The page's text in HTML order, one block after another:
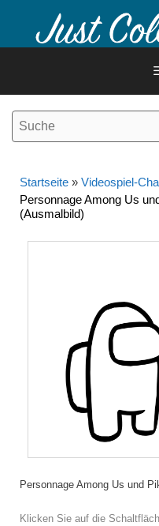
Inhalt
Startseite » Videospiel-
Personnage Among Us
(Ausmalbild)
Personnage Among Us und
Klicken Sie auf die